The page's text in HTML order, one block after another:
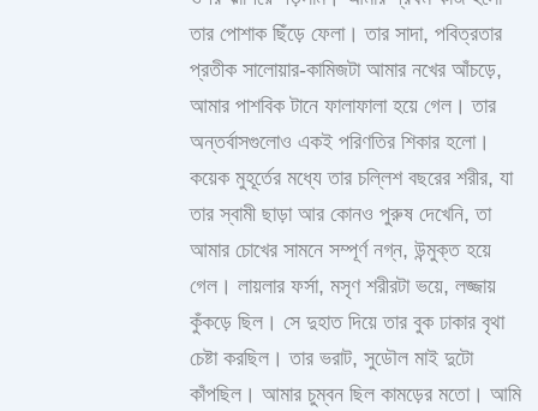
তার পোশাক ছিঁড়ে ফেলা। তার সাদা, পবিত্রতার
প্রতীক সালোয়ার-কামিজটা আমার নখের আঁচড়ে,
আমার পাশবিক টানে ফালাফালা হয়ে গেল। তার
অন্তর্বাসগুলোও একই পরিণতির শিকার হলো।
কয়েক মুহূর্তের মধ্যে তার চল্লিশ বছরের শরীর, যা
তার স্বামী ছাড়া আর কোনও পুরুষ দেখেনি, তা
আমার চোখের সামনে সম্পূর্ণ নগ্ন, উন্মুক্ত হয়ে
গেল। লায়লার ফর্সা, মসৃণ শরীরটা ভয়ে, লজ্জায়
কুঁকড়ে ছিল। সে দুহাত দিয়ে তার বুক ঢাকার বৃথা
চেষ্টা করছিল। তার ভরাট, সুডৌল মাই দুটো
কাঁপছিল। আমার চুম্বন ছিল কামড়ের মতো। আমি